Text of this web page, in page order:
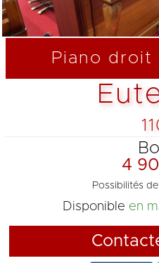
Piano droit
4
Possibilités
Disponible en